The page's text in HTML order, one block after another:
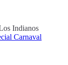
Indianos
Carnaval